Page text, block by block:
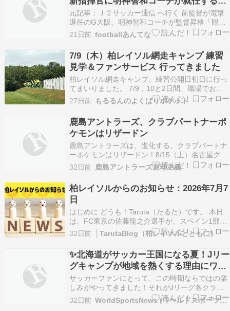
とを発表‼現役時代にG大阪のACL優勝な
どに貢献「責任の重さも十分理解してい
ます」
元記事：Ｊ２サッカー通信 へ行く 前監督が電撃
退任のG大阪、明神智和コーチが監督昇格「観て
いる人を熱狂させられるように」 ガンバ大阪は
18日、明神智和コーチのトップチーム監督就任を
発表した。 G大阪は明治安田J1百年構想リーグか
らイェンス・ウィッシング監督がチームを率い、
AFCチ…
21日前 footballあんてな
7/9（木）柏レイソル網走キャンプ 練習
見学＆ファンサービス 行ってきました
柏レイソル網走キャンプ、練習公開日初日に行っ
てまいりました。 7/9，10と2日間、職場でお休
みをいただきまして、7/9の午前便で帯広まで7/9
の夕方に網走に入り、東藻琴で1泊。翌日の練習
公開に備えたのですが。。。 網走地方、
7/10（金）朝から大雨。特に朝７時くらいは、土
砂降…
27日前 もるるんのよくばりポケット
鹿島アントラーズ、クラブパートナーポ
ケモンはリザードン
鹿島アントラーズは、進化する。クラブパートナ
ーポケモンはリザードン！8/15（土）名古屋グラ
ンパス戦にて「ポケモンＪリーグフェス」開催！
ポケモンのエコバッグ（EVO BAG）をもれなく
全員にプレゼント????詳しくはこちら????????
https://t.co/dCeeIpoD…
32日前 鹿島アントラーズ原理主義
柏レイソルからのお知らせ：2026年7月7
日
はじめに どうも！Taruta（たるた）です。 本日
は、FC東京の佐藤龍之介選手が、スペイン1部の
バレンシアCFへ完全移籍するとのニュースが掲
載されていました。 FC東京MF佐藤龍之介、バレ
ンシアへ完全移籍！ ラ・リーガ挑戦決定「小さい
頃からの… https://news.yah…
32日前 │TarutaBlog（柏レイソルとともに）
✨北海道がサッカー王国になる夏！Jリー
グキャンプが地域を熱くする理由にワク
ワクが止まらない
サッカーファンにとって、この時期ならではの楽
しみがやってきました！それがJリーグ各クラブ
による北海道キャンプです。今年はなんと北海道
内9市町に12チームが集結。北海道コンサドーレ
32日前 WorldSportsNews (ワールドスポーツニュース)